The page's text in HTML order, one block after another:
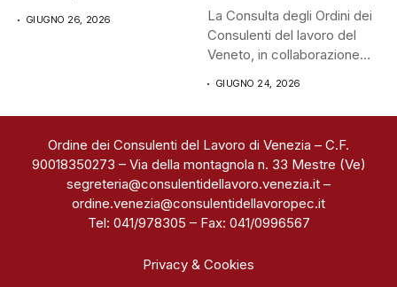
GIUGNO 26, 2026
La Consulta degli Ordini dei
Consulenti del lavoro del
Veneto, in collaborazione
GIUGNO 24, 2026
Ordine dei Consulenti del Lavoro di Venezia – C.F.
90018350273 – Via della montagnola n. 33 Mestre (Ve)
segreteria@consulentidellavoro.venezia.it –
ordine.venezia@consulentidellavoropec.it
Tel: 041/978305 – Fax: 041/0996567
Privacy & Cookies